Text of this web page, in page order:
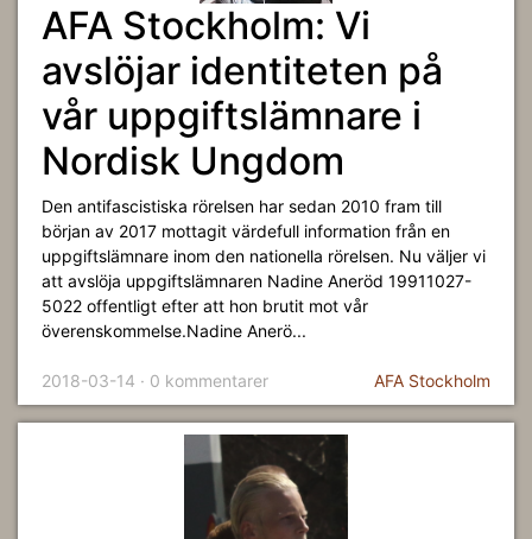
AFA Stockholm: Vi
avslöjar identiteten på
vår uppgiftslämnare i
Nordisk Ungdom
Den antifascistiska rörelsen har sedan 2010 fram till
början av 2017 mottagit värdefull information från en
uppgiftslämnare inom den nationella rörelsen. Nu väljer vi
att avslöja uppgiftslämnaren Nadine Aneröd 19911027-
5022 offentligt efter att hon brutit mot vår
överenskommelse.Nadine Anerö...
2018-03-14 · 0 kommentarer AFA Stockholm